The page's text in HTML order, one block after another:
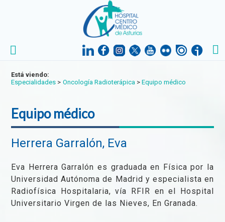
Está viendo:
Especialidades > Oncología Radioterápica> Equipo médico
Equipo médico
Herrera Garralón, Eva
Eva Herrera Garralón es graduada en Física por la
Universidad Autónoma de Madrid y especialista en
Radiofísica Hospitalaria, vía RFIR en el Hospital
Universitario Virgen de las Nieves, En Granada.